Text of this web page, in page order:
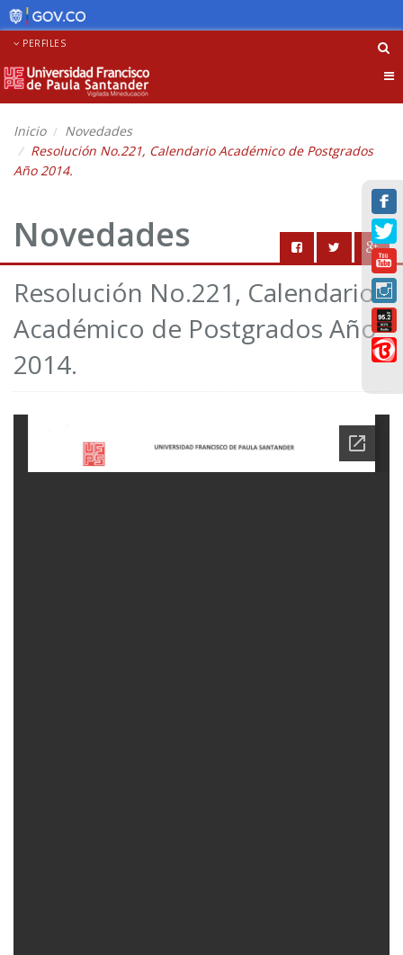
PERFILES
Inicio
Novedades
Resolución No.221, Calendario Académico de Postgrados
Año 2014.
Novedades
Resolución No.221, Calendario
Académico de Postgrados Año
2014.